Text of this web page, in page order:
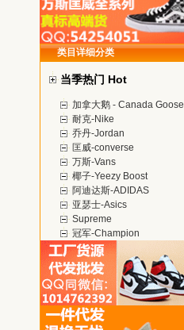
类目详细分类
当季热门 Hot
加拿大鹅 - Canada Goose
耐克-Nike
乔丹-Jordan
匡威-converse
万斯-Vans
椰子-Yeezy Boost
阿迪达斯-ADIDAS
亚瑟士-Asics
Supreme
冠军-Champion